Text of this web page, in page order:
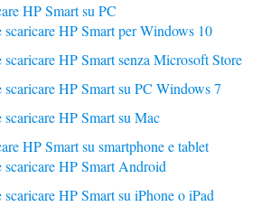
HP Smart su PC
scaricare HP Smart per Windows 10
scaricare HP Smart senza Microsoft Store
scaricare HP Smart su PC Windows 7
scaricare HP Smart su Mac
HP Smart su smartphone e tablet
scaricare HP Smart Android
scaricare HP Smart su iPhone o iPad